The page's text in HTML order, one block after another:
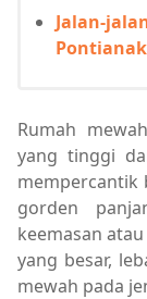
Jalan-
Rumah
yang tinggi
mempercantik
gorden
keemasan
yang besar,
mewah pada